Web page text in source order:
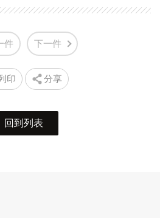
件 下一件
印 分享
回到列表